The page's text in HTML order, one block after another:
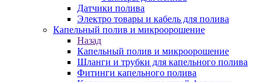
Датчики полива
Электро товары и кабель для полива
Капельный полив и микроорошение
Назад
Капельный полив и микроорошение
Шланги и трубки для капельного полива
Фитинги капельного полива